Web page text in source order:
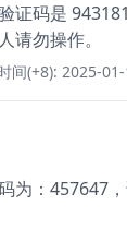
证码是
请勿操作。
间(+8): 2025-
为：457647